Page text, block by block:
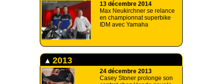
13 décembre 2014
Max Neukirchner se relance
en championnat superbike
IDM avec Yamaha
2013
24 décembre 2013
Casey Stoner prolonge son